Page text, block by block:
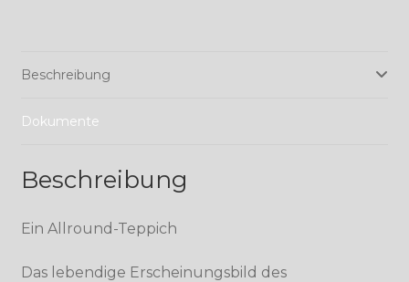
Beschreibung
Dokumente
Beschreibung
Ein Allround-Teppich
Das lebendige Erscheinungsbild des